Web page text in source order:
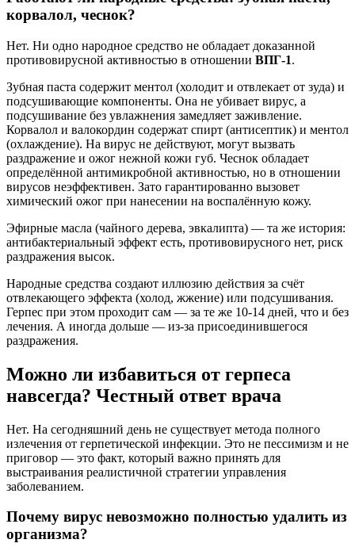
корвалол, чеснок?
Нет. Ни одно народное средство не обладает доказанной
противовирусной активностью в отношении ВПГ-1.
Зубная паста содержит ментол (холодит и отвлекает от зуда) и
подсушивающие компоненты. Она не убивает вирус, а
подсушивание без увлажнения замедляет заживление.
Корвалол и валокордин содержат спирт (антисептик) и ментол
(охлаждение). На вирус не действуют, могут вызвать
раздражение и ожог нежной кожи губ. Чеснок обладает
определённой антимикробной активностью, но в отношении
вирусов неэффективен. Зато гарантированно вызовет
химический ожог при нанесении на воспалённую кожу.
Эфирные масла (чайного дерева, эвкалипта) — та же история:
антибактериальный эффект есть, противовирусного нет, риск
раздражения высок.
Народные средства создают иллюзию действия за счёт
отвлекающего эффекта (холод, жжение) или подсушивания.
Герпес при этом проходит сам — за те же 10-14 дней, что и без
лечения. А иногда дольше — из-за присоединившегося
раздражения.
Можно ли избавиться от герпеса
навсегда? Честный ответ врача
Нет. На сегодняшний день не существует метода полного
излечения от герпетической инфекции. Это не пессимизм и не
приговор — это факт, который важно принять для
выстраивания реалистичной стратегии управления
заболеванием.
Почему вирус невозможно полностью удалить из
организма?